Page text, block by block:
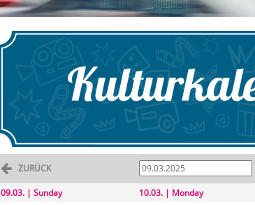
ZURÜCK
09.03. | Sunday
10.03. | Monday